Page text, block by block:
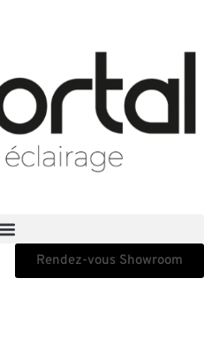
Rendez-vous Showroom